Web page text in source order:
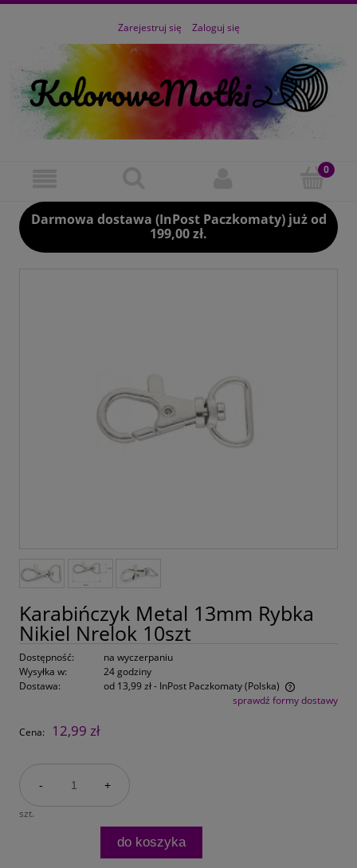
Zarejestruj się Zaloguj się
Darmowa dostawa (InPost Paczkomaty) już od
199,00 zł.
Karabińczyk Metal 13mm Rybka
Nikiel Nrelok 10szt
Dostępność:
na wyczerpaniu
Wysyłka w:
24 godziny
Dostawa:
od 13,99 zł- InPost Paczkomaty(Polska)
Cena nie zawiera ewentualnych kosztów płatnościsprawdź formy dostawy
Cena: 12,99 zł
- +
szt.
do koszyka